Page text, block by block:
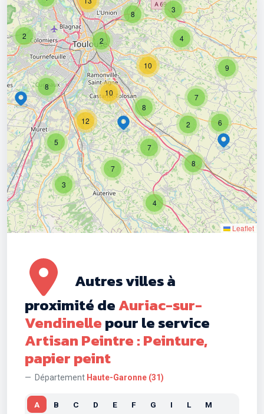
5
3
8
4
7
7
3
2
8
2
8
8
10
12
10
2 4
6
7
9
Leaflet
Autres villes à
proximité deAuriac-sur-
Vendinellepour le service
Artisan Peintre : Peinture,
papier peint
Département Haute-Garonne (31)
A B C D E F G I L
M